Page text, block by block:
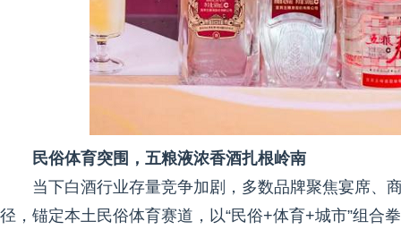
民俗体育突围，五粮液浓香酒扎根岭南
当下白酒行业存量竞争加剧，多数品牌聚焦宴席、
径，锚定本土民俗体育赛道，以“民俗+体育+城市”组合